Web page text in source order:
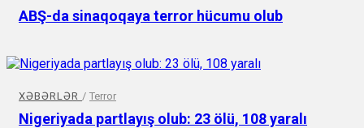
ABŞ-da sinaqoqaya terror hücumu olub
XƏBƏRLƏR / Terror
Nigeriyada partlayış olub: 23 ölü, 108 yaralı